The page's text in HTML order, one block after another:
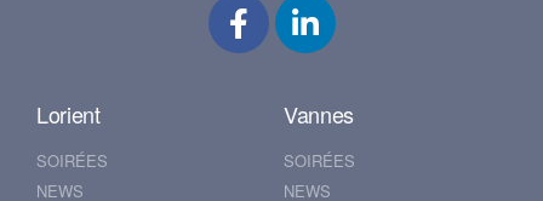
Lorient
SOIRÉES
NEWS
Vannes
SOIRÉES
NEWS